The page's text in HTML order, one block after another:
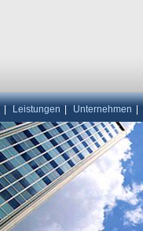
Leistungen Unternehmen